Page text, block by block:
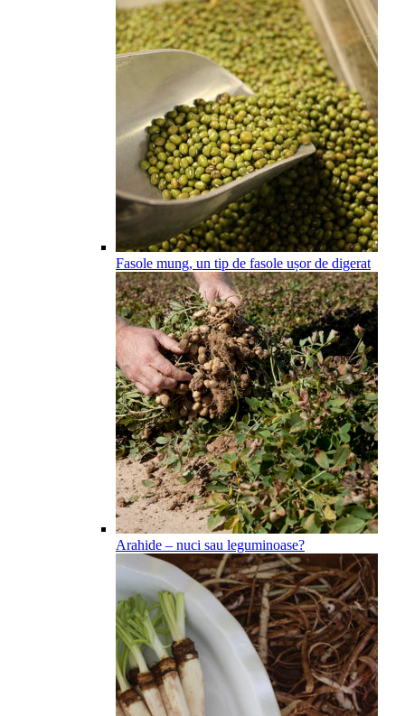
Fasole mung, un tip de fasole ușor de digerat
Arahide – nuci sau leguminoase?